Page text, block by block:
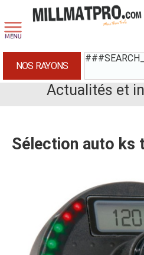
NOS RAYONS
Actualités et
Sélection auto ks